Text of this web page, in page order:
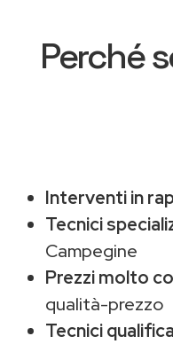
Perché
Interventi in
Tecnici
Campegine
Prezzi molto
qualità-prezzo
Tecnici